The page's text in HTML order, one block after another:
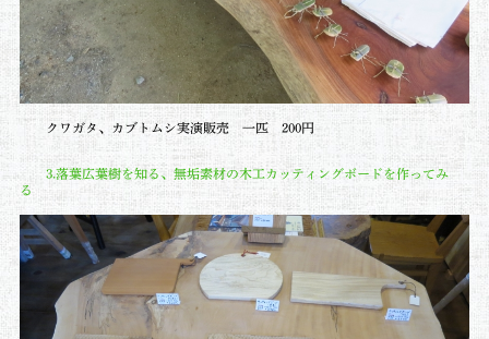
クワガタ、カブトムシ実演販売 一匹 200円
3.落葉広葉樹を知る、無垢素材の木工カッティングボードを作ってみ
る